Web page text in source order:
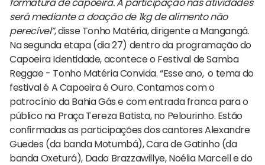
formatura de capoeira. A participação nas atividades
será mediante a doação de 1kg de alimento não
perecível”, disse Tonho Matéria, dirigente a Mangangá.
Na segunda etapa (dia 27) dentro da programação do
Capoeira Identidade, acontece o Festival de Samba
Reggae - Tonho Matéria Convida. “Esse ano, o tema do
festival é A Capoeira é Ouro. Contamos com o
patrocínio da Bahia Gás e com entrada franca para o
público na Praça Tereza Batista, no Pelourinho. Estão
confirmadas as participações dos cantores Alexandre
Guedes (da banda Motumbá), Cara de Gatinho (da
banda Oxeturá), Dado Brazzawillye, Noélia Marcell e do